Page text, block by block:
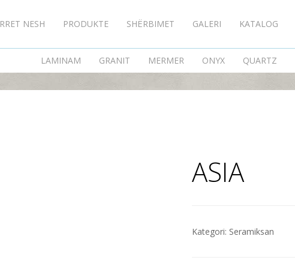
RRET NESH PRODUKTE SHËRBIMET GALERI KATALOG
LAMINAM GRANIT MERMER ONYX QUARTZ
ASIA
ASIA
Kategori: Seramiksan